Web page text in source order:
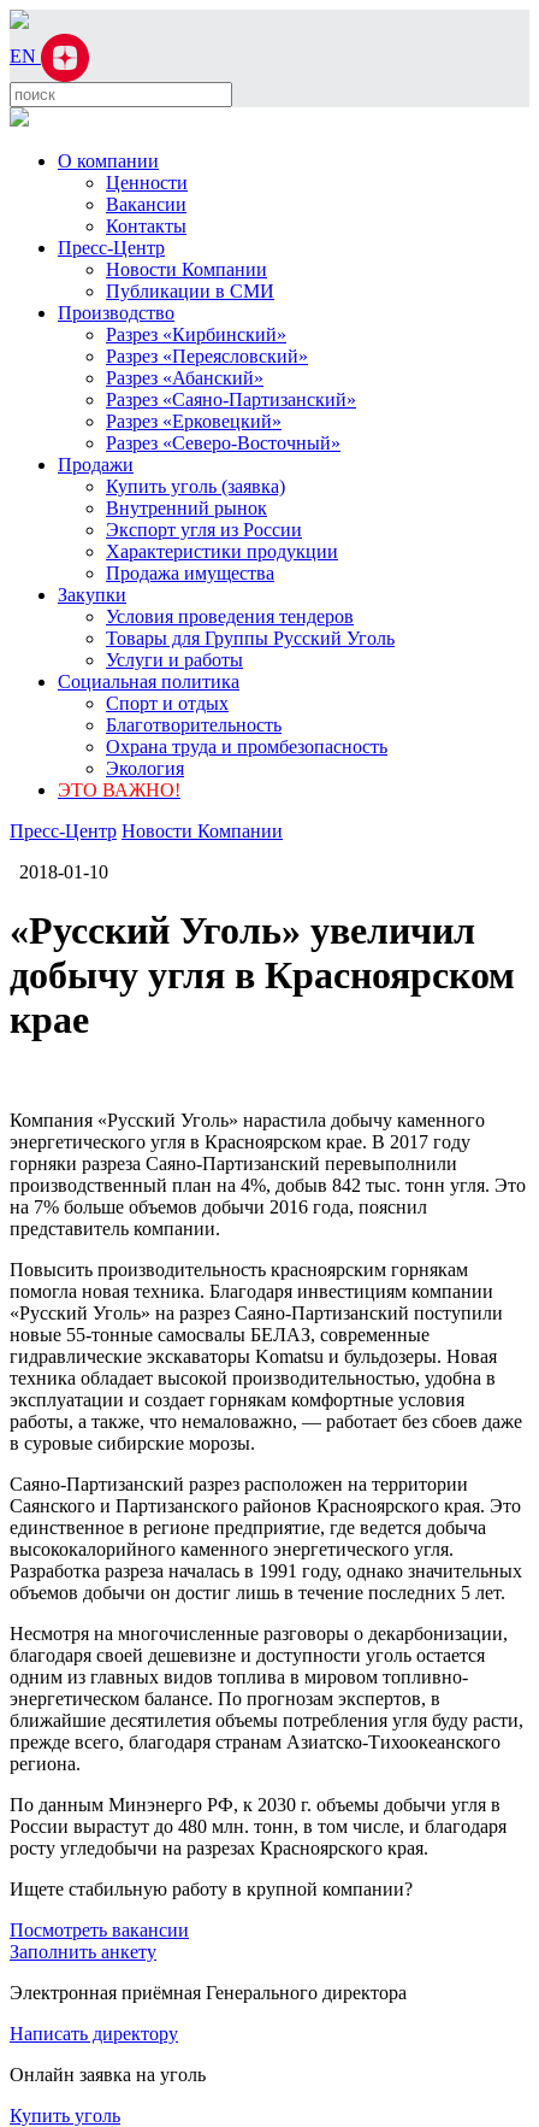
EN
О компании
Ценности
Вакансии
Контакты
Пресс-Центр
Новости Компании
Публикации в СМИ
Производство
Разрез «Кирбинский»
Разрез «Переясловский»
Разрез «Абанский»
Разрез «Саяно-Партизанский»
Разрез «Ерковецкий»
Разрез «Северо-Восточный»
Продажи
Купить уголь (заявка)
Внутренний рынок
Экспорт угля из России
Характеристики продукции
Продажа имущества
Закупки
Условия проведения тендеров
Товары для Группы Русский Уголь
Услуги и работы
Социальная политика
Спорт и отдых
Благотворительность
Охрана труда и промбезопасность
Экология
ЭТО ВАЖНО!
Пресс-Центр Новости Компании
2018-01-10
«Русский Уголь» увеличил
добычу угля в Красноярском
крае
Компания «Русский Уголь» нарастила добычу каменного
энергетического угля в Красноярском крае. В 2017 году
горняки разреза Саяно-Партизанский перевыполнили
производственный план на 4%, добыв 842 тыс. тонн угля. Это
на 7% больше объемов добычи 2016 года, пояснил
представитель компании.
Повысить производительность красноярским горнякам
помогла новая техника. Благодаря инвестициям компании
«Русский Уголь» на разрез Саяно-Партизанский поступили
новые 55-тонные самосвалы БЕЛАЗ, современные
гидравлические экскаваторы Komatsu и бульдозеры. Новая
техника обладает высокой производительностью, удобна в
эксплуатации и создает горнякам комфортные условия
работы, а также, что немаловажно, — работает без сбоев даже
в суровые сибирские морозы.
Саяно-Партизанский разрез расположен на территории
Саянского и Партизанского районов Красноярского края. Это
единственное в регионе предприятие, где ведется добыча
высококалорийного каменного энергетического угля.
Разработка разреза началась в 1991 году, однако значительных
объемов добычи он достиг лишь в течение последних 5 лет.
Несмотря на многочисленные разговоры о декарбонизации,
благодаря своей дешевизне и доступности уголь остается
одним из главных видов топлива в мировом топливно-
энергетическом балансе. По прогнозам экспертов, в
ближайшие десятилетия объемы потребления угля буду расти,
прежде всего, благодаря странам Азиатско-Тихоокеанского
региона.
По данным Минэнерго РФ, к 2030 г. объемы добычи угля в
России вырастут до 480 млн. тонн, в том числе, и благодаря
росту угледобычи на разрезах Красноярского края.
Ищете стабильную работу в крупной компании?
Посмотреть вакансии
Заполнить анкету
Электронная приёмная Генерального директора
Написать директору
Онлайн заявка на уголь
Купить уголь